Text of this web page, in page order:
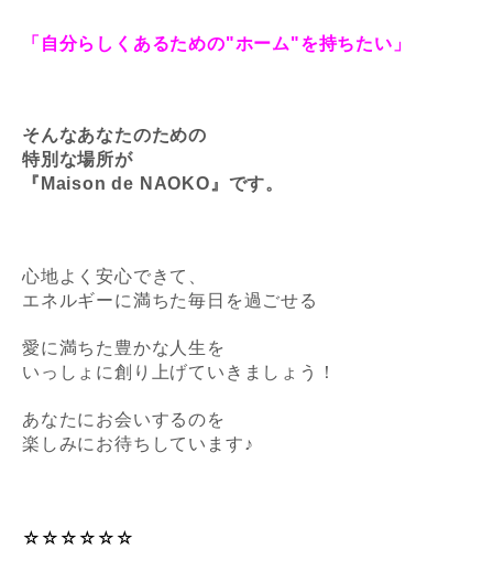
「自分らしくあるための"ホーム"を持ちたい」
そんなあなたのための
特別な場所が
『Maison de NAOKO』です。
心地よく安心できて、
エネルギーに満ちた毎日を過ごせる
愛に満ちた豊かな人生を
いっしょに創り上げていきましょう！
あなたにお会いするのを
楽しみにお待ちしています♪
☆☆☆☆☆☆